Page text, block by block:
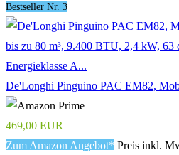
Bestseller Nr. 3
De'Longhi Pinguino PAC EM82,
469,00 EUR
Zum Amazon Angebot* Preis inkl.